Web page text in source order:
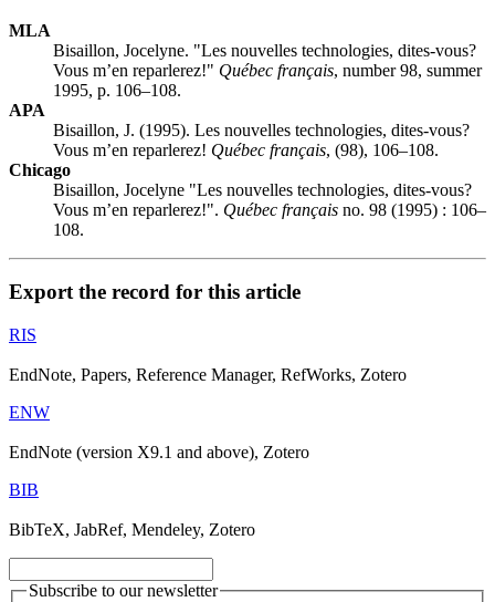
MLA
Bisaillon, Jocelyne. "Les nouvelles technologies, dites-vous?
Vous m’en reparlerez!" Québec français, number 98, summer
1995, p. 106–108.
APA
Bisaillon, J. (1995). Les nouvelles technologies, dites-vous?
Vous m’en reparlerez! Québec français, (98), 106–108.
Chicago
Bisaillon, Jocelyne "Les nouvelles technologies, dites-vous?
Vous m’en reparlerez!". Québec français no. 98 (1995) : 106–
108.
Export the record for this article
RIS
EndNote, Papers, Reference Manager, RefWorks, Zotero
ENW
EndNote (version X9.1 and above), Zotero
BIB
BibTeX, JabRef, Mendeley, Zotero
Subscribe to our newsletter